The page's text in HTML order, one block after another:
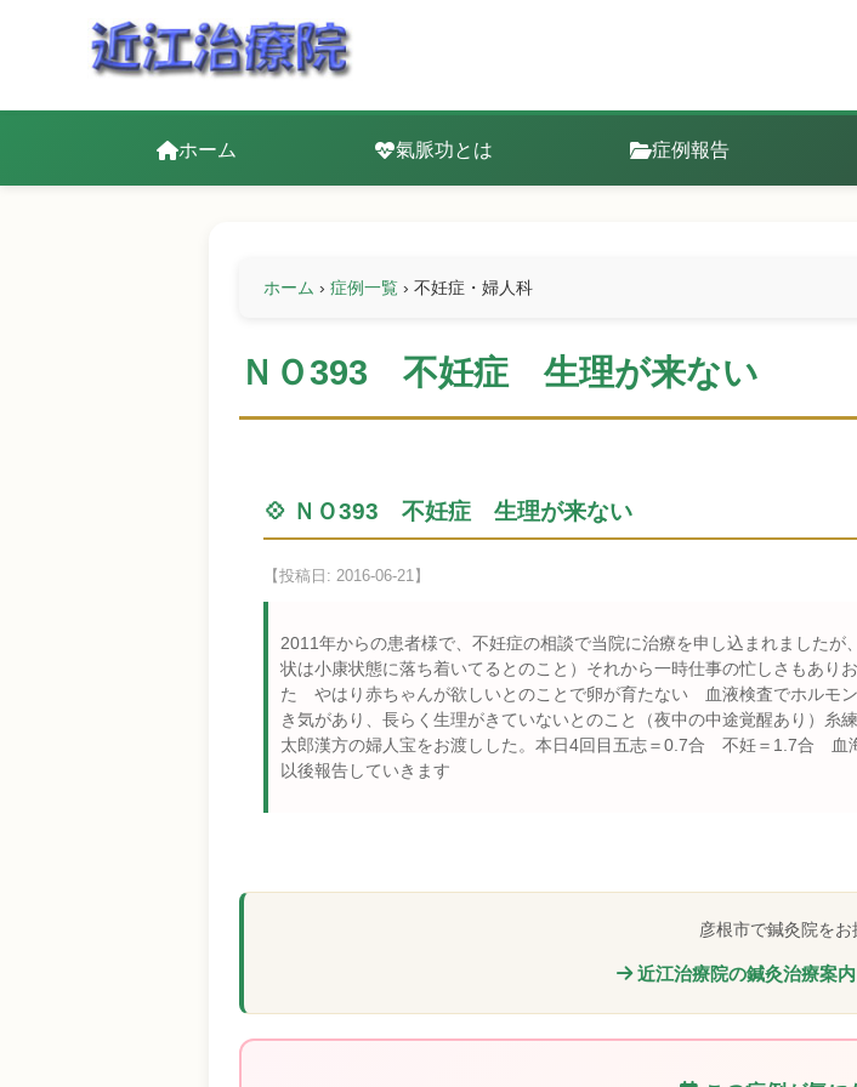
ホーム 氣脈功とは 症例報告
ホーム › 症例一覧 › 不妊症・婦人科
ＮＯ393 不妊症 生理が来ない
💠 ＮＯ393 不妊症 生理が来ない
【投稿日: 2016-06-21】
2011年からの患者様で、不妊症の相談で当院に治療を申し込まれました
状は小康状態に落ち着いてるとのこと）それから一時仕事の忙しさもあり
た やはり赤ちゃんが欲しいとのことで卵が育たない 血液検査でホル
き気があり、長らく生理がきていないとのこと（夜中の中途覚醒あり
太郎漢方の婦人宝をお渡しした。本日4回目五志＝0.7合 不妊＝1.7合 血
以後報告していきます
彦根市で鍼灸院をお
近江治療院の鍼灸治療案